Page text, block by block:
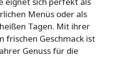
Menüs oder als
Tagen. Mit ihrer
frischen Geschmack ist
Genuss für die